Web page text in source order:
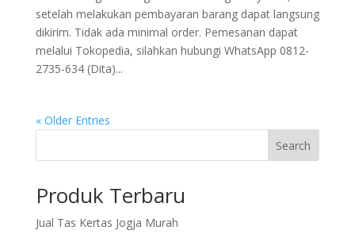
setelah melakukan pembayaran barang dapat langsung
dikirim. Tidak ada minimal order. Pemesanan dapat
melalui Tokopedia, silahkan hubungi WhatsApp 0812-
2735-634 (Dita)...
« Older Entries
Search
Produk Terbaru
Jual Tas Kertas Jogja Murah